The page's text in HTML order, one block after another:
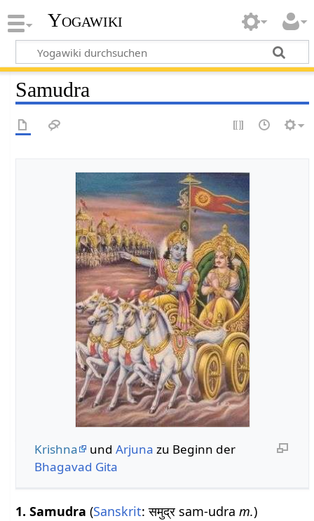
Yogawiki
Samudra
Krishna und Arjuna zu Beginn der
Bhagavad Gita
1. Samudra (Sanskrit: समुद्र sam-udram.)